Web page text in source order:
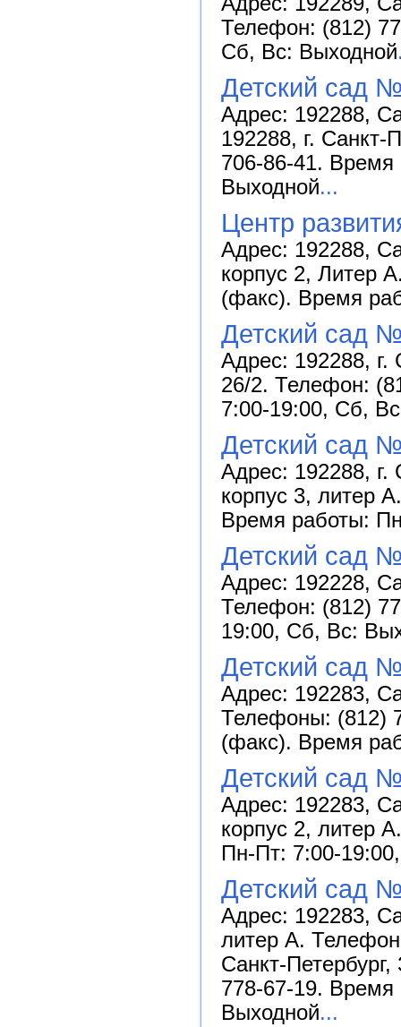
Телефон: (812)
Сб, Вс: Выходной
Детский сад
Адрес: 192288,
192288, г.
706-86-41.
Выходной...
Центр
Адрес: 192288,
корпус 2, Литер
(факс). Время
Детский сад
Адрес: 192288, г.
26/2. Телефон:
7:00-19:00, Сб,
Детский сад
Адрес: 192288, г.
корпус 3, литер
Время работы:
Детский сад
Адрес: 192228,
Телефон: (812)
19:00, Сб, Вс:
Детский сад
Адрес: 192283,
Телефоны: (812)
(факс). Время
Детский сад
Адрес: 192283,
корпус 2, литер
Пн-Пт: 7:00-
Детский сад
Адрес: 192283,
литер А.
Санкт-
778-67-19.
Выходной...